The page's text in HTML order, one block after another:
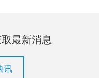
最新消息
讯